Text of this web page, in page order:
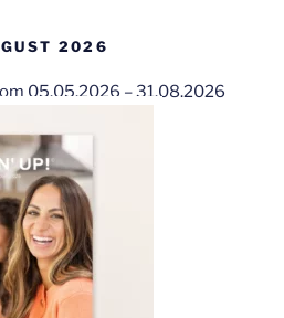
2026
05.05.2026 – 31.08.2026